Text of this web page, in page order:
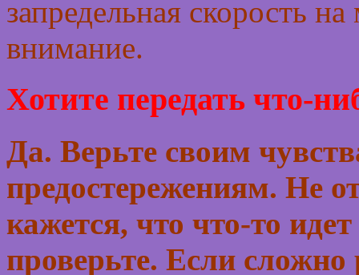
запредельная скорость
внимание.
Хотите передать что-
Да. Верьте своим
предостережениям. Не
кажется, что что-то
проверьте. Если